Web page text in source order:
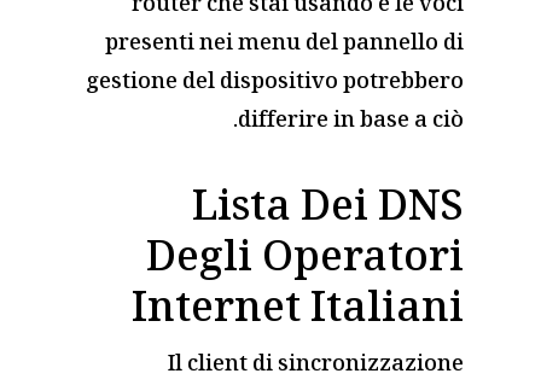
presenti nei menu del pannello di
gestione del dispositivo potrebbero
differire in base a ciò.
Lista Dei DNS
Degli Operatori
Internet Italiani
Il client di sincronizzazione